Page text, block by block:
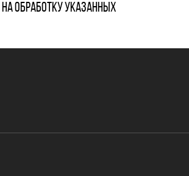
обработку указанных